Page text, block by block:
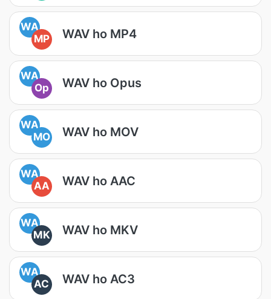
WA
MP
WAV ho MP4
WA
Op
WAV ho Opus
WA
MO
WAV ho MOV
WA
AA
WAV ho AAC
WA
MK
WAV ho MKV
WA
AC
WAV ho AC3